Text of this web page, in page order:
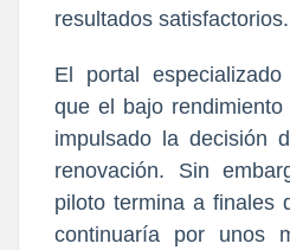
resultados satisfactorios.
El portal especia
que el bajo
impulsado la decisión
renovación. Sin
piloto termina a finales
continuaría por unos